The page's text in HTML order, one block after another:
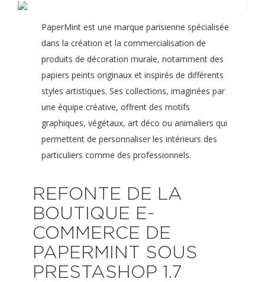
PaperMint est une marque parisienne spécialisée
dans la création et la commercialisation de
produits de décoration murale, notamment des
papiers peints originaux et inspirés de différents
styles artistiques. Ses collections, imaginées par
une équipe créative, offrent des motifs
graphiques, végétaux, art déco ou animaliers qui
permettent de personnaliser les intérieurs des
particuliers comme des professionnels.
REFONTE DE LA
BOUTIQUE E-
COMMERCE DE
PAPERMINT SOUS
PRESTASHOP 1.7